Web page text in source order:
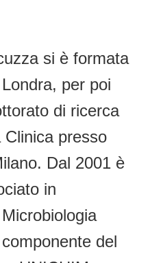
si è formata
per poi
di ricerca
Clinica presso
Dal 2001 è
in
del